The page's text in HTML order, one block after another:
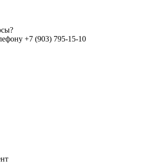
+7 (903) 795-15-10